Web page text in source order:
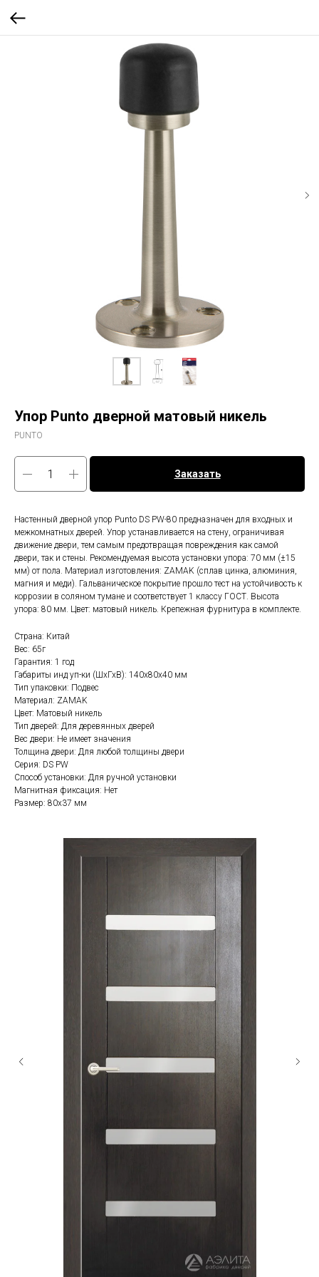
Упор Punto дверной матовый никель
PUNTO
Заказать
Настенный дверной упор Punto DS PW-80 предназначен для входных и
межкомнатных дверей. Упор устанавливается на стену, ограничивая
движение двери, тем самым предотвращая повреждения как самой
двери, так и стены. Рекомендуемая высота установки упора: 70 мм (±15
мм) от пола. Материал изготовления: ZAMAK (сплав цинка, алюминия,
магния и меди). Гальваническое покрытие прошло тест на устойчивость к
коррозии в соляном тумане и соответствует 1 классу ГОСТ. Высота
упора: 80 мм. Цвет: матовый никель. Крепежная фурнитура в комплекте.
Страна: Китай
Вес: 65г
Гарантия: 1 год
Габариты инд уп-ки (ШхГхВ): 140x80x40 мм
Тип упаковки: Подвес
Материал: ZAMAK
Цвет: Матовый никель
Тип дверей: Для деревянных дверей
Вес двери: Не имеет значения
Толщина двери: Для любой толщины двери
Серия: DS PW
Способ установки: Для ручной установки
Магнитная фиксация: Нет
Размер: 80x37 мм